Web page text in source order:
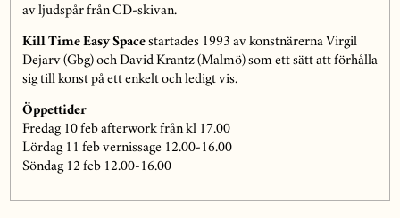
av ljudspår från CD-skivan.
Kill Time Easy Spacestartades 1993 av konstnärerna Virgil
Dejarv (Gbg) och David Krantz (Malmö) som ett sätt att förhålla
sig till konst på ett enkelt och ledigt vis.
Öppettider
Fredag 10 feb afterwork från kl 17.00
Lördag 11 feb vernissage 12.00-16.00
Söndag 12 feb 12.00-16.00